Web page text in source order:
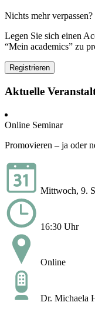
Nichts mehr verpassen?
Legen Sie sich einen
“Mein academics” zu
Registrieren
Aktuelle
Online Seminar
Promovieren – ja oder
Mittwoch, 9.
16:30 Uhr
Online
Dr. Michaela